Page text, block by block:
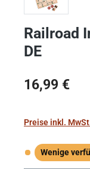
Railroad
DE
Regulärer Preis:
16,99 €
Preise inkl.
Wenige
Wenige